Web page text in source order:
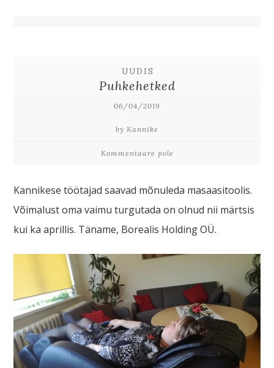
UUDIS
Puhkehetked
06/04/2019
by Kannike
Kommentaare pole
Kannikese töötajad saavad mõnuleda masaasitoolis.
Võimalust oma vaimu turgutada on olnud nii märtsis
kui ka aprillis. Täname, Borealis Holding OÜ.